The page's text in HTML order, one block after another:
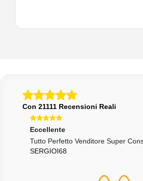
Con 21111 Recensioni Reali
Eccellente
Tutto Perfetto Venditore Super
SERGIOI68